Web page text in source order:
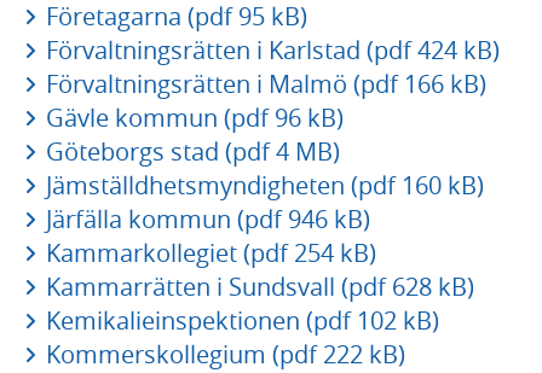
Företagarna (pdf 95 kB)
Förvaltningsrätten i Karlstad (pdf 424 kB)
Förvaltningsrätten i Malmö (pdf 166 kB)
Gävle kommun (pdf 96 kB)
Göteborgs stad (pdf 4 MB)
Jämställdhetsmyndigheten (pdf 160 kB)
Järfälla kommun (pdf 946 kB)
Kammarkollegiet (pdf 254 kB)
Kammarrätten i Sundsvall (pdf 628 kB)
Kemikalieinspektionen (pdf 102 kB)
Kommerskollegium (pdf 222 kB)